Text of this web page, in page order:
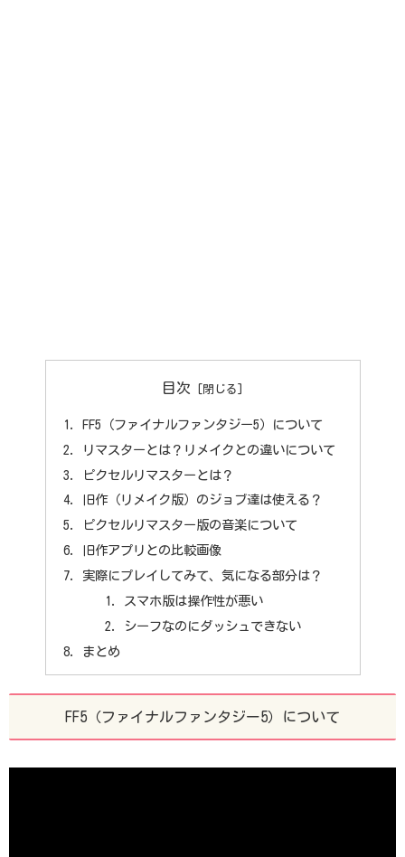
目次
FF5（ファイナルファンタジー5）について
リマスターとは？リメイクとの違いについて
ピクセルリマスターとは？
旧作（リメイク版）のジョブ達は使える？
ピクセルリマスター版の音楽について
旧作アプリとの比較画像
実際にプレイしてみて、気になる部分は？
スマホ版は操作性が悪い
シーフなのにダッシュできない
まとめ
FF5（ファイナルファンタジー5）について